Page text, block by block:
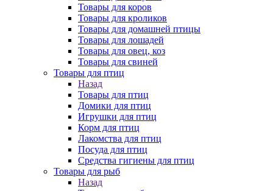
Товары для коров
Товары для кроликов
Товары для домашней птицы
Товары для лошадей
Товары для овец, коз
Товары для свиней
Товары для птиц
Назад
Товары для птиц
Домики для птиц
Игрушки для птиц
Корм для птиц
Лакомства для птиц
Посуда для птиц
Средства гигиены для птиц
Товары для рыб
Назад